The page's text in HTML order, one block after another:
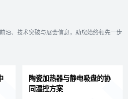
沿、技术突破与展会信息，助您始终领先一步
陶瓷加热器与静电吸盘的协
同温控方案